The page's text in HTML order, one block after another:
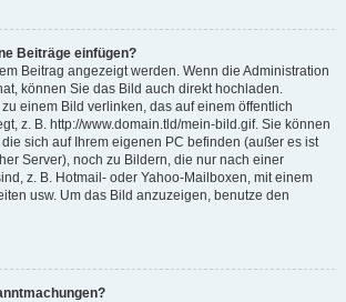
Beiträge einfügen?
Beitrag angezeigt werden. Wenn die Administration
können Sie das Bild auch direkt hochladen.
einem Bild verlinken, das auf einem öffentlich
z. B. http://www.domain.tld/mein-bild.gif. Sie können
sich auf Ihrem eigenen PC befinden (außer es ist
Server), noch zu Bildern, die nur nach einer
z. B. Hotmail- oder Yahoo-Mailboxen, mit einem
usw. Um das Bild anzuzeigen, benutze den